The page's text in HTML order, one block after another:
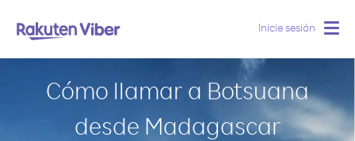
Inicie sesión
Cómo llamar a Botsuana
desde Madagascar